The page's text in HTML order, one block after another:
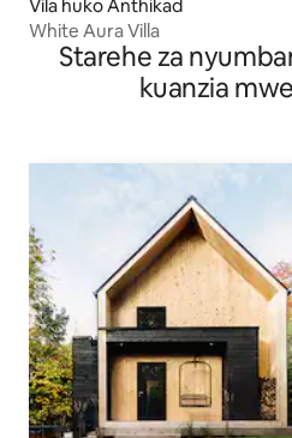
Vila huko Anthikad
White Aura Villa
Starehe za
kuanzia